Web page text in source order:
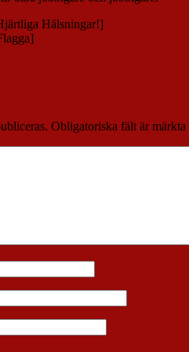
Obligatoriska fält är märkta